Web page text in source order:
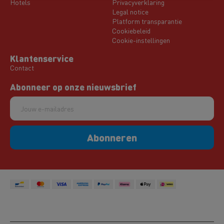
Hotels
Privacyverklaring
Legal notice
Platform transparantie
Cookiebeleid
Cookie-instellingen
Klantenservice
Contact
Abonneer op onze nieuwsbrief
Abonneren